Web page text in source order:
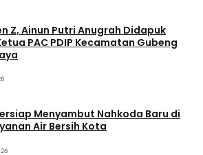
Z, Ainun Putri Anugrah Didapuk
PAC PDIP Kecamatan Gubeng
Menyambut Nahkoda Baru di
Air Bersih Kota